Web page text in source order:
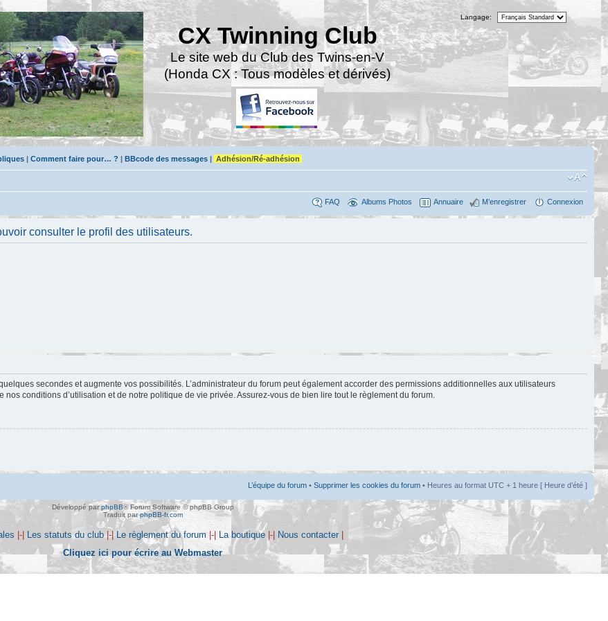
CX Twinning Club
Le site web du Club des Twins-en-V
(Honda CX : Tous modèles et dérivés)
Langage:
| Comment faire pour… ? | BBcode des messages | Adhésion/Ré-adhésion
FAQ Albums Photos Annuaire M’enregistrer Connexion
consulter le profil des utilisateurs.
secondes et augmente vos possibilités. L’administrateur du forum peut également accorder des permissions additionnelles aux utilisateurs
conditions d’utilisation et de notre politique de vie privée. Assurez-vous de bien lire tout le règlement du forum.
L’équipe du forum • Supprimer les cookies du forum • Heures au format UTC + 1 heure [ Heure d’été ]
Développé parphpBB® Forum Software © phpBB Group
Traduit parphpBB-fr.com
|-| Les statuts du club |-| Le règlement du forum |-| La boutique |-| Nous contacter |
Cliquez ici pour écrire au Webmaster